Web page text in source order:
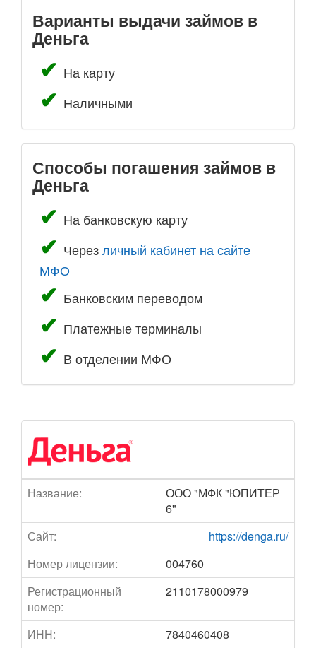
Варианты выдачи займов в
Деньга
На карту
Наличными
Способы погашения займов в
Деньга
На банковскую карту
Черезличный кабинет на сайте
МФО
Банковским переводом
Платежные терминалы
В отделении МФО
Название:
ООО "МФК "ЮПИТЕР
6"
Сайт:
https://denga.ru/
Номер лицензии:
004760
Регистрационный
номер:
2110178000979
ИНН: 7840460408